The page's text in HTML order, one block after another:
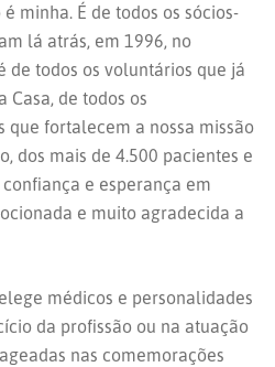
minha. É de todos os sócios-
lá atrás, em 1996, no
de todos os voluntários que já
de todos os
que fortalecem a nossa missão
dos mais de 4.500 pacientes e
e esperança em
e muito agradecida a
médicos e personalidades
da profissão ou na atuação
nas comemorações